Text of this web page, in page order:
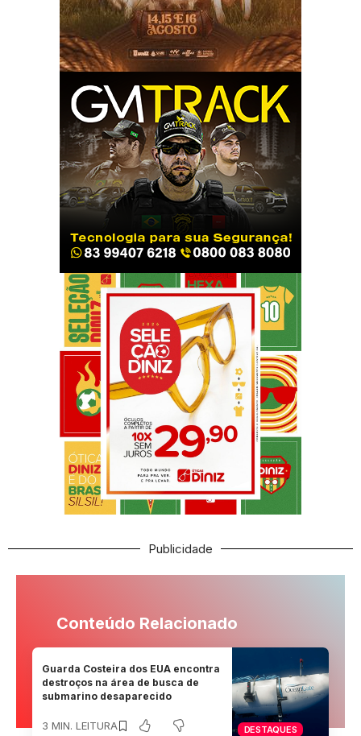
Publicidade
Conteúdo Relacionado
DESTAQUES
Guarda Costeira dos EUA encontra
destroços na área de busca de
submarino desaparecido
3 MIN. LEITURA